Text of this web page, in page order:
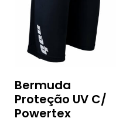
Bermuda
Proteção UV C/
Powertex